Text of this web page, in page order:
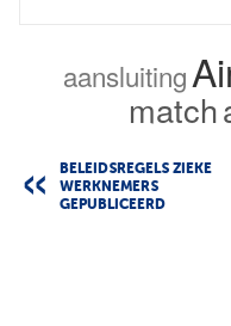
aansluiting
match
BELEIDSREGELS ZIEKE
WERKNEMERS
GEPUBLICEERD